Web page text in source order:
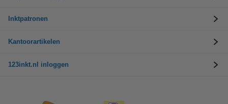
Inktpatronen
Kantoorartikelen
123inkt.nl inloggen